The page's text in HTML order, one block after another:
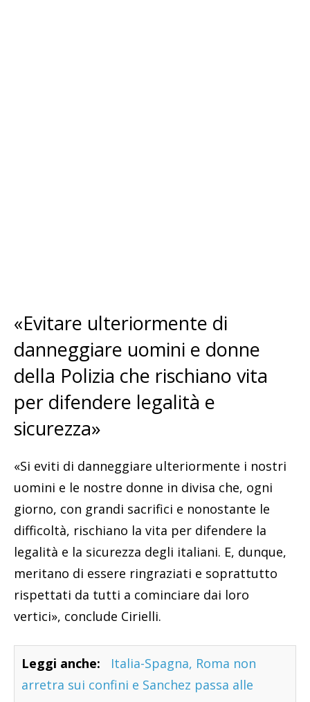
«Evitare ulteriormente di
danneggiare uomini e donne
della Polizia che rischiano vita
per difendere legalità e
sicurezza»
«Si eviti di danneggiare ulteriormente i nostri
uomini e le nostre donne in divisa che, ogni
giorno, con grandi sacrifici e nonostante le
difficoltà, rischiano la vita per difendere la
legalità e la sicurezza degli italiani. E, dunque,
meritano di essere ringraziati e soprattutto
rispettati da tutti a cominciare dai loro
vertici», conclude Cirielli.
Leggi anche:
Italia-Spagna, Roma non
arretra sui confini e Sanchez passa alle